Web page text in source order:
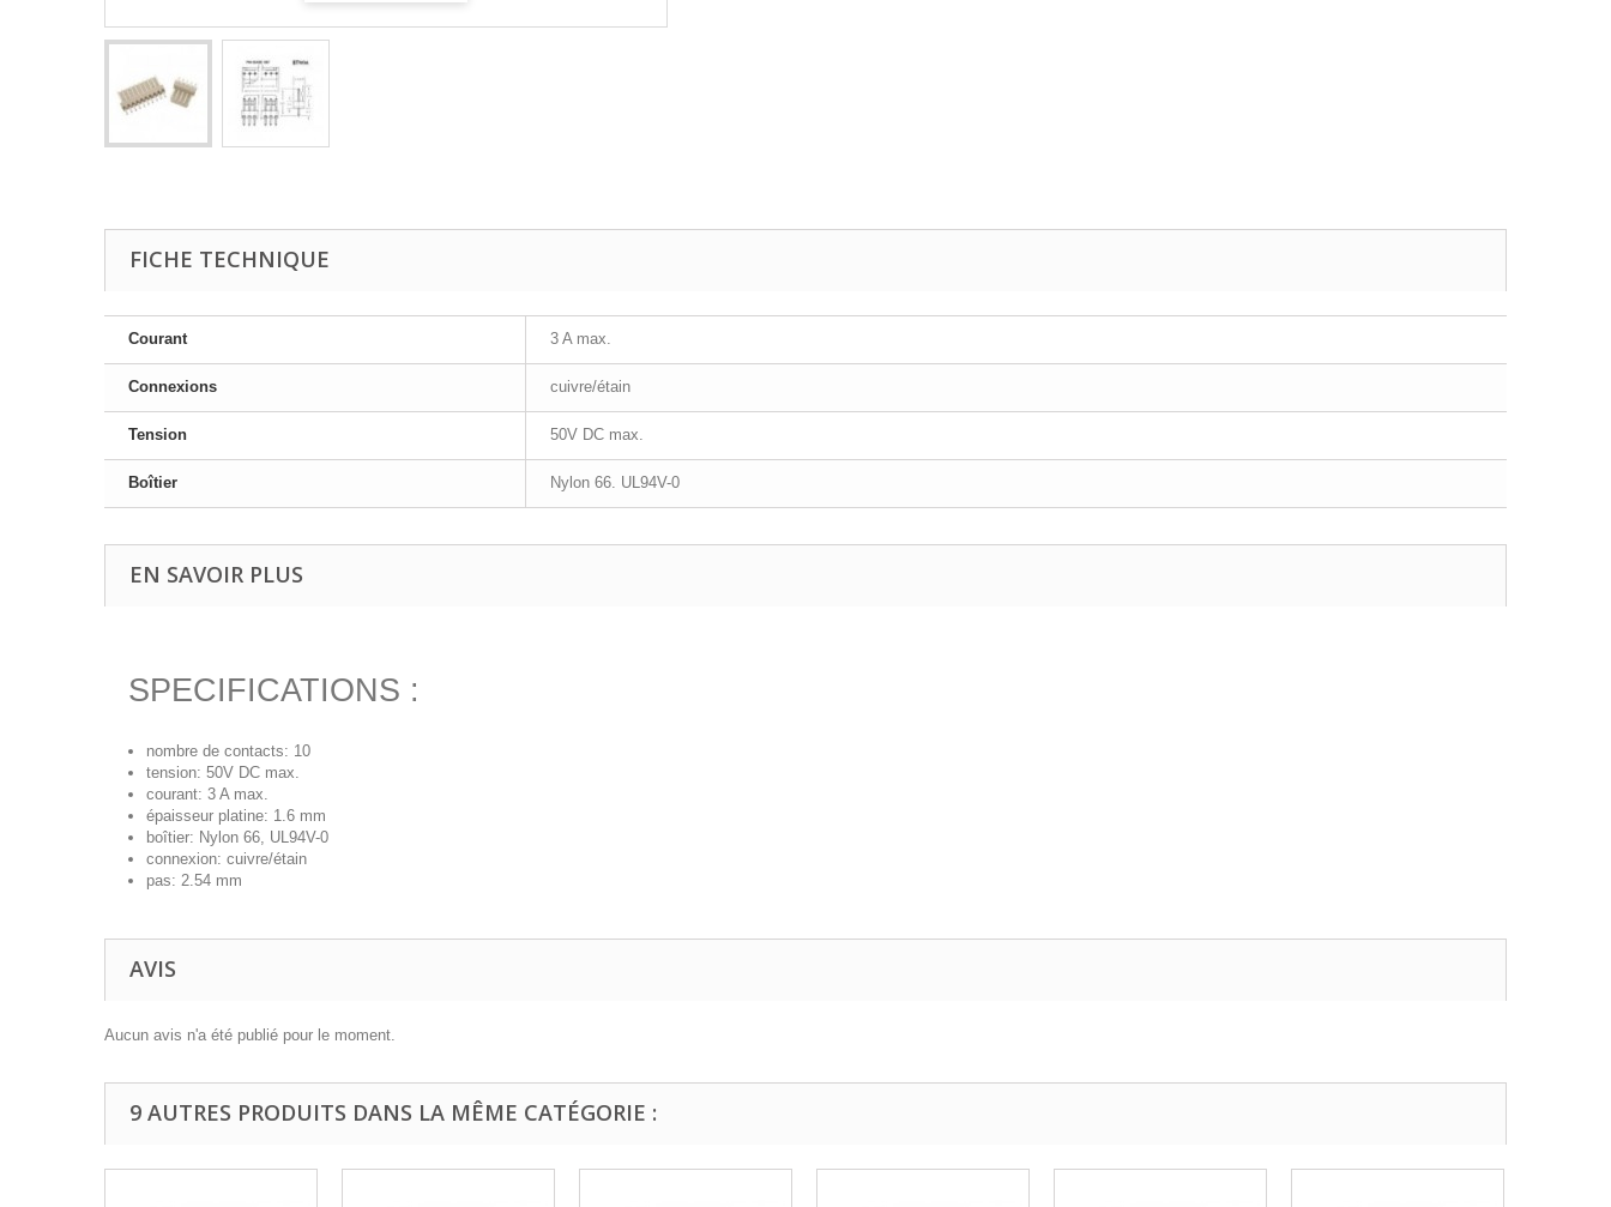
FICHE TECHNIQUE
Courant 3 A max.
Connexions cuivre/étain
Tension 50V DC max.
Boîtier Nylon 66. UL94V-0
EN SAVOIR PLUS
SPECIFICATIONS :
nombre de contacts: 10
tension: 50V DC max.
courant: 3 A max.
épaisseur platine: 1.6 mm
boîtier: Nylon 66, UL94V-0
connexion: cuivre/étain
pas: 2.54 mm
AVIS
Aucun avis n'a été publié pour le moment.
9 AUTRES PRODUITS DANS LA MÊME CATÉGORIE :